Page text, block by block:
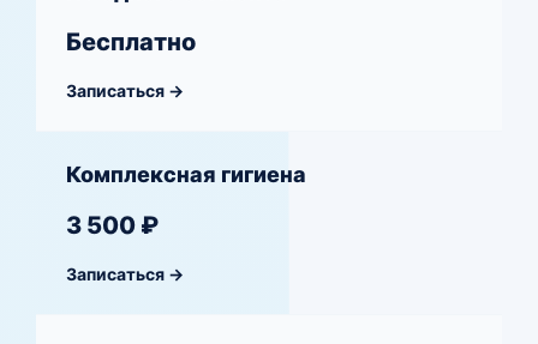
Бесплатно
Записаться →
Комплексная гигиена
3 500 ₽
Записаться →